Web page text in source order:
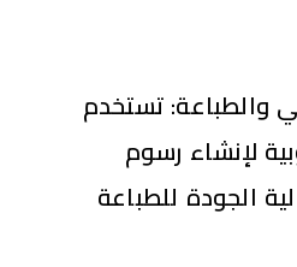
والطباعة:تستخدم
لإنشاء رسوم
الجودة للطباعة